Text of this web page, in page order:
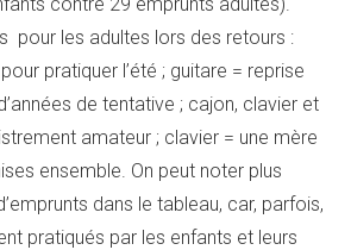
pour les adultes lors des retours :
pratiquer l’été ; guitare = reprise
de tentative ; cajon, clavier et
amateur ; clavier = une mère
ensemble. On peut noter plus
dans le tableau, car, parfois,
pratiqués par les enfants et leurs